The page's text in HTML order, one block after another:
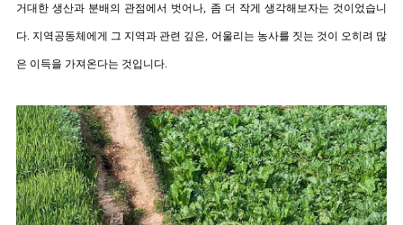
거대한 생산과 분배의 관점에서 벗어나, 좀 더 작게 생각해보자는 것이었습니
다. 지역공동체에게 그 지역과 관련 깊은, 어울리는 농사를 짓는 것이 오히려 많
은 이득을 가져온다는 것입니다.